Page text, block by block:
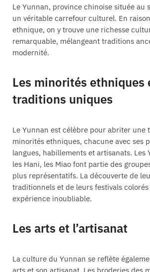
Le Yunnan, province chinoise située au
un véritable carrefour culturel. En
ethnique, on y trouve une richesse
remarquable, mélangeant traditions
modernité.
Les minorités ethniques
traditions uniques
Le Yunnan est célèbre pour abriter une
minorités ethniques, chacune avec ses
langues, habillements et artisanats. Les
les Hani, les Miao font partie des
plus représentatifs. La découverte de
traditionnels et de leurs festivals
expérience inoubliable.
Les arts et l’artisanat
La culture du Yunnan se reflète